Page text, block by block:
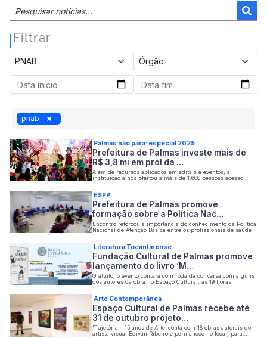
Filtrar
pnab
Palmas não para: especial 2025
Prefeitura de Palmas investe mais de
R$ 3,8 mi em prol da …
Além de recursos aplicados em editais e eventos, a
instituição ainda ofertou a mais de 1.600 pessoas acesso
ESPP
Prefeitura de Palmas promove
formação sobre a Política Nac…
Encontro reforçou a importância do conhecimento da Política
Nacional de Atenção Básica entre os profissionais de saúde
Literatura Tocantinense
Fundação Cultural de Palmas promove
lançamento do livro ‘M…
Gratuito, o evento contará com roda de conversa com alguns
dos autores da obra no Espaço Cultural, às 19 horas
Arte Contemporânea
Espaço Cultural de Palmas recebe até
31 de outubro projeto…
‘Trajetória – 15 anos de Arte’ conta com 18 obras autorais do
artista visual Edivan Ribeiro e permanece no local, para